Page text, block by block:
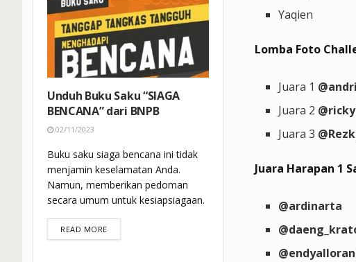
Yaqien
Lomba Foto
Juara 1
Juara 2
Juara 3
Juara Harapan 1
@ardinarta
Unduh Buku Saku “SIAGA
BENCANA” dari BNPB
02/11/2023
Buku saku siaga bencana ini tidak
menjamin keselamatan Anda.
Namun, memberikan pedoman
secara umum untuk kesiapsiagaan.
READ MOREDETAILS